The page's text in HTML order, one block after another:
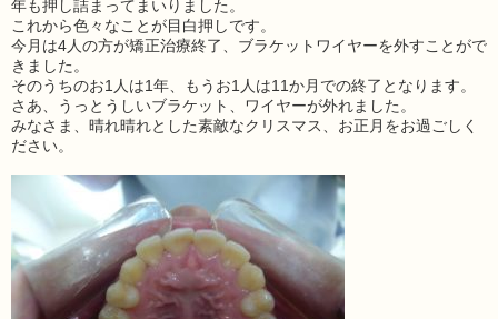
年も押し詰まってまいりました。
これから色々なことが目白押しです。
今月は4人の方が矯正治療終了、ブラケットワイヤーを外すことがで
きました。
そのうちのお1人は1年、もうお1人は11か月での終了となります。
さあ、うっとうしいブラケット、ワイヤーが外れました。
みなさま、晴れ晴れとした素敵なクリスマス、お正月をお過ごしく
ださい。